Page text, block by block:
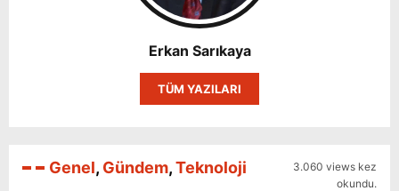
Erkan Sarıkaya
TÜM YAZILARI
Genel, Gündem,Teknoloji
3.060 views kez
okundu.